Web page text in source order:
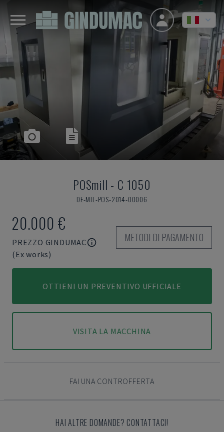
POSmill - C 1050
DE-MIL-POS-2014-00006
20.000 €
PREZZO GINDUMAC
(Ex works)
METODI DI PAGAMENTO
OTTIENI UN PREVENTIVO UFFICIALE
VISITA LA MACCHINA
FAI UNA CONTROFFERTA
HAI ALTRE DOMANDE? CONTATTACI!